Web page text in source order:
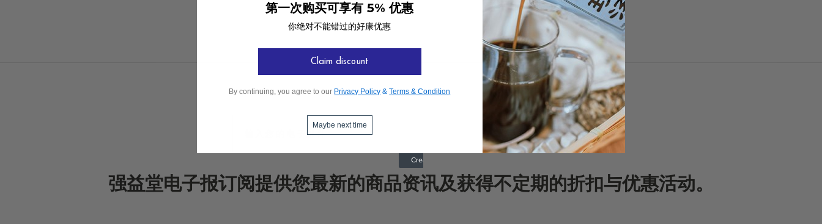
强益堂电子报订阅提供您最新的商品资讯及获得不定期的折扣与优惠活动。
第一次购买可享有 5% 优惠
你绝对不能错过的好康优惠
Claim discount
By continuing, you agree to our Privacy Policy &Terms & Condition
Maybe next time